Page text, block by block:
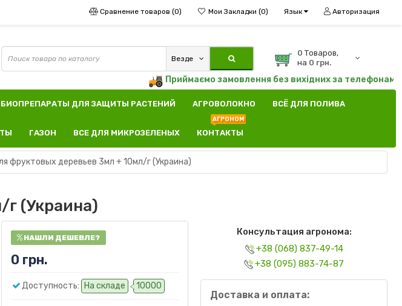
Авторизация
Язык
Мои Закладки (0)
Сравнение товаров (0)
Везде
0 Tоваров,
на 0 грн.
Приймаємо замовлення без вихідних за телефонами
БИОПРЕПАРАТЫ ДЛЯ ЗАЩИТЫ РАСТЕНИЙ АГРОВОЛОКНО ВСЁ ДЛЯ ПОЛИВА
ГАЗОН ВСЕ ДЛЯ МИКРОЗЕЛЕНЫХ
АГРОНОМ
КОНТАКТЫ
фруктовых деревьев 3мл + 10мл/г (Украина)
(Украина)
НАШЛИ ДЕШЕВЛЕ?
0 грн.
Доступность: На складе 10000
Консультация агронома:
+38 (068) 837-49-14
+38 (095) 883-74-87
Доставка и оплата: